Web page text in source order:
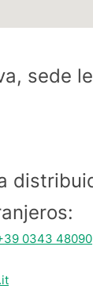
sede
0343 48090